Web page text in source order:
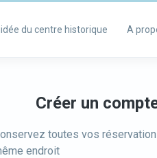
du centre historique A
Créer un
toutes vos
endroit